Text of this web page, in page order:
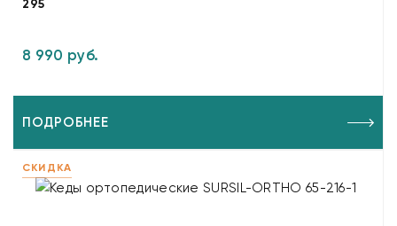
295
8 990 руб.
ПОДРОБНЕЕ
СКИДКА